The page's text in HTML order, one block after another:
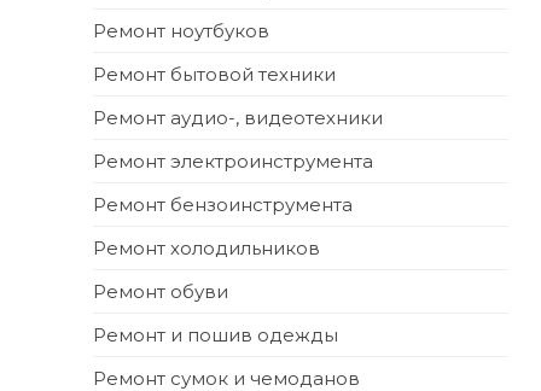
Ремонт ноутбуков
Ремонт бытовой техники
Ремонт аудио-, видеотехники
Ремонт электроинструмента
Ремонт бензоинструмента
Ремонт холодильников
Ремонт обуви
Ремонт и пошив одежды
Ремонт сумок и чемоданов